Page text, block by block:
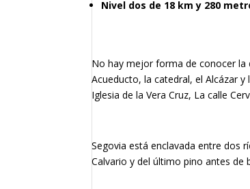
Nivel dos de 18 km y 280
No hay mejor forma de conocer la
Acueducto, la catedral, el Alcázar
Iglesia de la Vera Cruz, La calle
Segovia está enclavada entre dos
Calvario y del último pino antes de